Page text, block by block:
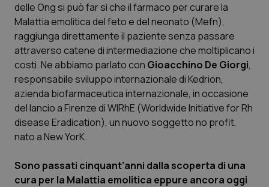
Studi e Analisi
Lettere al direttore
Edizioni Regionali
QS Pro
Professionisti Sanitari.AI
Abruzzo
QS Pro Gold
delle Ong si può far sì che il farmaco per curare la
Malattia emolitica del feto e del neonato (Mefn),
raggiunga direttamente il paziente senza passare
attraverso catene di intermediazione che moltiplicano i
costi. Ne abbiamo parlato con Gioacchino De Giorgi,
responsabile sviluppo internazionale di Kedrion,
azienda biofarmaceutica internazionale, in occasione
del lancio a Firenze di WIRhE (Worldwide Initiative for Rh
disease Eradication), un nuovo soggetto no profit,
nato a New YorK.
Sono passati cinquant’anni dalla scoperta di una
cura per la Malattia emolitica eppure ancora oggi